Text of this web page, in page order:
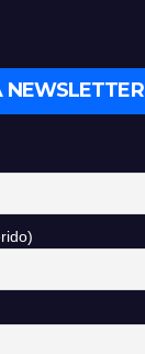
NEWSLETTER